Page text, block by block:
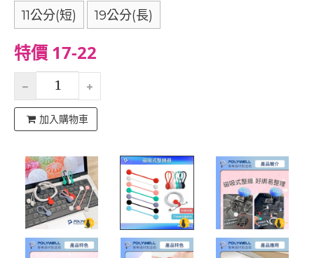
11公分(短) 19公分(長)
特價 17-22
加入購物車